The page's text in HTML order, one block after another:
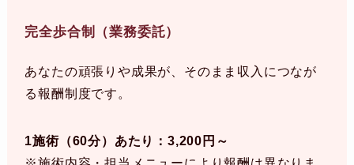
完全歩合制（業務委託）
あなたの頑張りや成果が、そのまま収入につなが
る報酬制度です。
1施術（60分）あたり：3,200円～